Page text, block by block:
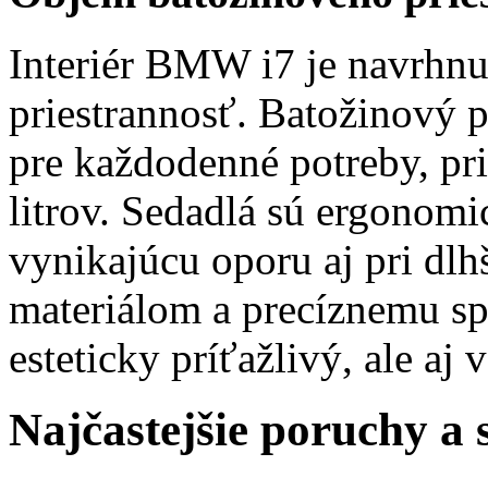
Interiér BMW i7 je
priestrannosť. Batožinový
pre každodenné potreby,
litrov. Sedadlá sú
vynikajúcu oporu aj pri
materiálom a precíznemu
esteticky príťažlivý, ale aj
Najčastejšie poruchy a